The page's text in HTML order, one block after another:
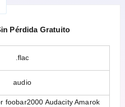
Pérdida Gratuito
.flac
audio
foobar2000 Audacity Amarok